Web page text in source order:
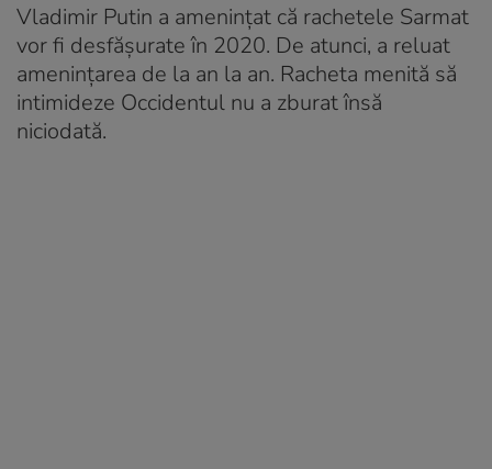
Vladimir Putin a amenințat că rachetele Sarmat
vor fi desfășurate în 2020. De atunci, a reluat
amenințarea de la an la an. Racheta menită să
intimideze Occidentul nu a zburat însă
niciodată.